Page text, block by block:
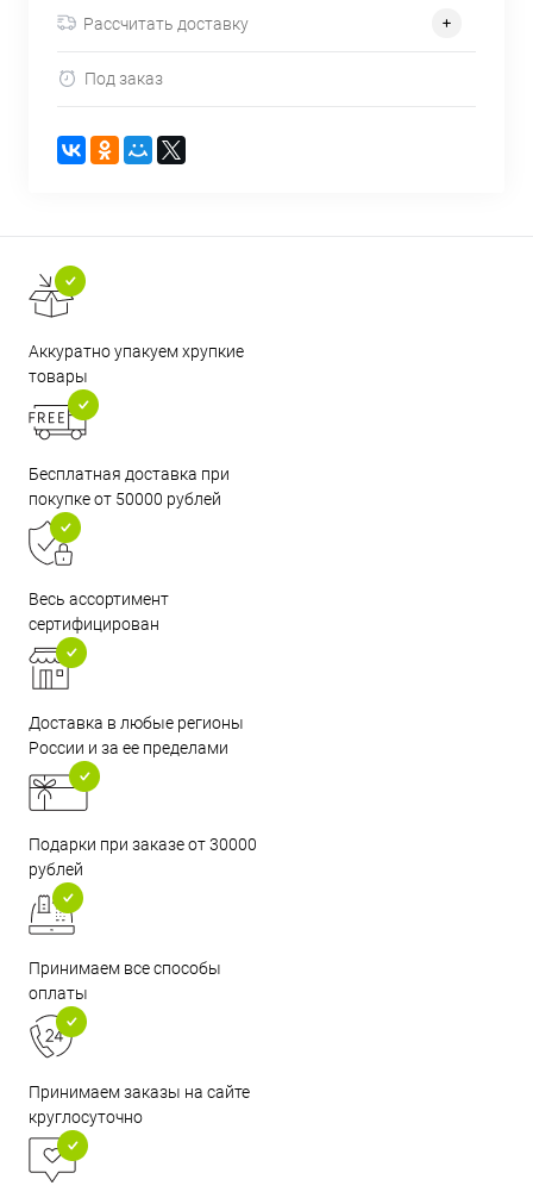
Рассчитать доставку
Под заказ
Аккуратно упакуем хрупкие
товары
Бесплатная доставка при
покупке от 50000 рублей
Весь ассортимент
сертифицирован
Доставка в любые регионы
России и за ее пределами
Подарки при заказе от 30000
рублей
Принимаем все способы
оплаты
Принимаем заказы на сайте
круглосуточно